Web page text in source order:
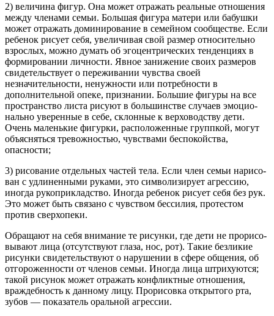
2) величина фигур. Она может отражать реальные отношения
между членами семьи. Большая фигура матери или бабушки
мо­жет отражать доминирование в семейном сообществе. Если
ребе­нок рисует себя, увеличивая свой размер относительно
взрослых, можно думать об эгоцентрических тенденциях в
формировании личности. Явное занижение своих размеров
свидетельствует о пе­реживании чувства своей
незначительности, ненужности или по­требности в
дополнительной опеке, признании. Большие фигуры на все
пространство листа рисуют в большинстве случаев эмоцио­
нально уверенные в себе, склонные к верховодству дети.
Очень маленькие фигурки, расположенные группкой, могут
объяснять­ся тревожностью, чувствами беспокойства,
опасности;
3) рисование отдельных частей тела. Если член семьи нарисо­
ван с удлиненными руками, это символизирует агрессию,
иногда рукоприкладство. Иногда ребенок рисует себя без рук.
Это может быть связано с чувством бессилия, протестом
против сверхопеки.
Обращают на себя внимание те рисунки, где дети не прорисо­
вывают лица (отсутствуют глаза, нос, рот). Такие безликие
рисун­ки свидетельствуют о нарушении в сфере общения, об
отгоро­женности от членов семьи. Иногда лица штрихуются;
такой рису­нок может отражать конфликтные отношения,
враждебность к дан­ному лицу. Прорисовка открытого рта,
зубов — показатель ораль­ной агрессии.